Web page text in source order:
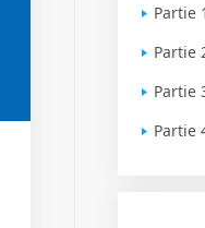
Partie
Partie
Partie
Partie